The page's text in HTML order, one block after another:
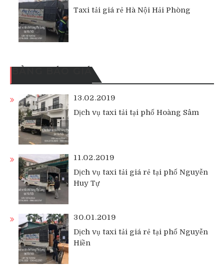
Taxi tải giá rẻ Hà Nội Hải Phòng
BẢNG BÁO GIÁ
13.02.2019
Dịch vụ taxi tải tại phố Hoàng Sâm
11.02.2019
Dịch vụ taxi tải giá rẻ tại phố Nguyễn
Huy Tự
30.01.2019
Dịch vụ taxi tải giá rẻ tại phố Nguyễn
Hiền